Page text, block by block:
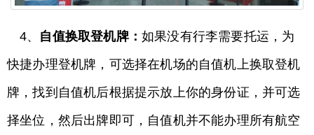
4、 自值换取登机牌：如果没有行李需要托运，为
快捷办理登机牌，可选择在机场的自值机上换取登机
牌，找到自值机后根据提示放上你的身份证，并可选
择坐位，然后出牌即可，自值机并不能办理所有航空